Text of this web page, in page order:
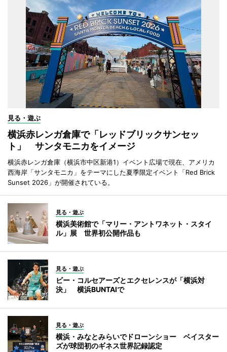
見る・遊ぶ
横浜赤レンガ倉庫で「レッドブリックサンセッ
ト」 サンタモニカをイメージ
横浜赤レンガ倉庫（横浜市中区新港1）イベント広場で現在、アメリカ
西海岸「サンタモニカ」をテーマにした夏季限定イベント「Red Brick
Sunset 2026」が開催されている。
見る・遊ぶ
横浜美術館で「マリー・アントワネット・スタイ
ル」展 世界初公開作品も
見る・遊ぶ
ビー・コルセアーズとエクセレンスが「横浜対
決」 横浜BUNTAIで
見る・遊ぶ
横浜・みなとみらいでドローンショー ベイスター
ズが球団初のギネス世界記録認定